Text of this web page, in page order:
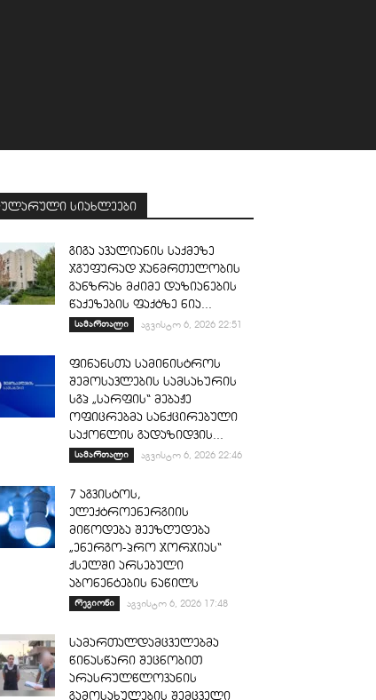
სიახლეები
გიგა ავალიანის საქმეზე
ჯგუფურად ჯანმრთელობის
განზრახ მძიმე დაზიანების
წაქეზების ფაქტზე ნია...
სამართალი აგვისტო 6, 2026 22:51
ფინანსთა სამინისტროს
შემოსავლების სამსახურის
სგპ „სარფის“ მებაჟე
ოფიცრებმა სანქცირებული
საქონლის გადაზიდვის...
სამართალი აგვისტო 6, 2026 22:46
7 აგვისტოს,
ელექტროენერგიის
მიწოდება შეეზღუდება
„ენერგო-პრო ჯორჯიას“
ქსელში არსებული
აბონენტების ნაწილს
რეგიონი აგვისტო 6, 2026 17:48
სამართალდამცველებმა
წინასწარი შეცნობით
არასრულწლოვანის
გამოსახულების შემცველი